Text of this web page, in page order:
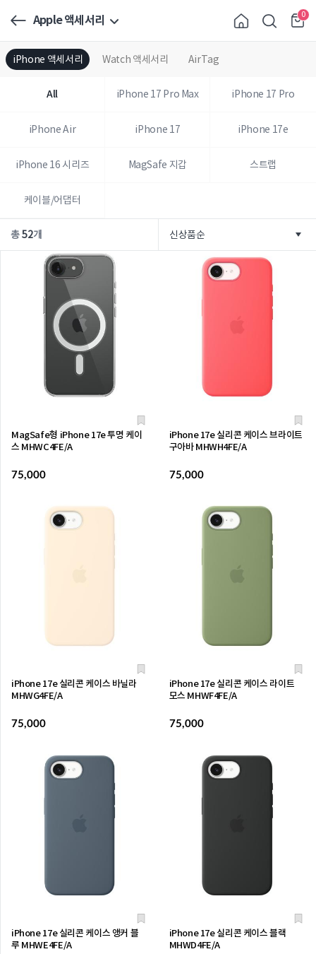
Apple 액세서리 0
iPhone 액세서리 Watch 액세서리 AirTag
All iPhone 17 Pro Max iPhone 17 Pro
iPhone Air iPhone 17 iPhone 17e
iPhone 16 시리즈 MagSafe 지갑 스트랩
케이블/어댑터
총52개
MagSafe형 iPhone 17e 투명 케이
스 MHWC4FE/A
75,000
iPhone 17e 실리콘 케이스 브라이트
구아바 MHWH4FE/A
75,000
iPhone 17e 실리콘 케이스 바닐라
MHWG4FE/A
75,000
iPhone 17e 실리콘 케이스 라이트
모스 MHWF4FE/A
75,000
iPhone 17e 실리콘 케이스 앵커 블
루 MHWE4FE/A
iPhone 17e 실리콘 케이스 블랙
MHWD4FE/A